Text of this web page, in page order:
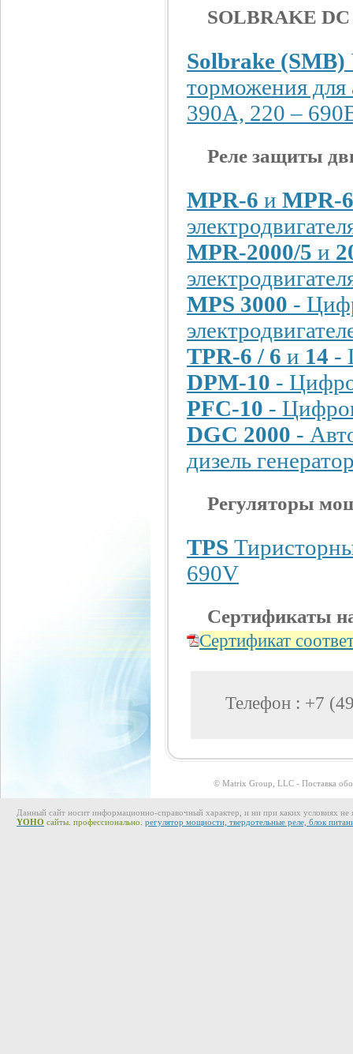
SOLBRAKE DC
Solbrake (SMB)
торможения для
390A, 220 –
Реле защиты
MPR-6 и MPR-
MPR-2000/5 и
MPS 3000 -
TPR-6 / 6 и 14 -
DPM-10 -
PFC-10 -
DGC 2000 -
дизель
Регуляторы
TPS
690V
Сертификаты
Сертификат
Телефон : +7
© Matrix Group, LLC - Поставка
Данный сайт носит информационно-справочный характер, и ни при каких условиях не
YOHO сайты. профессионально. регулятор мощности, твердотельные реле, блок